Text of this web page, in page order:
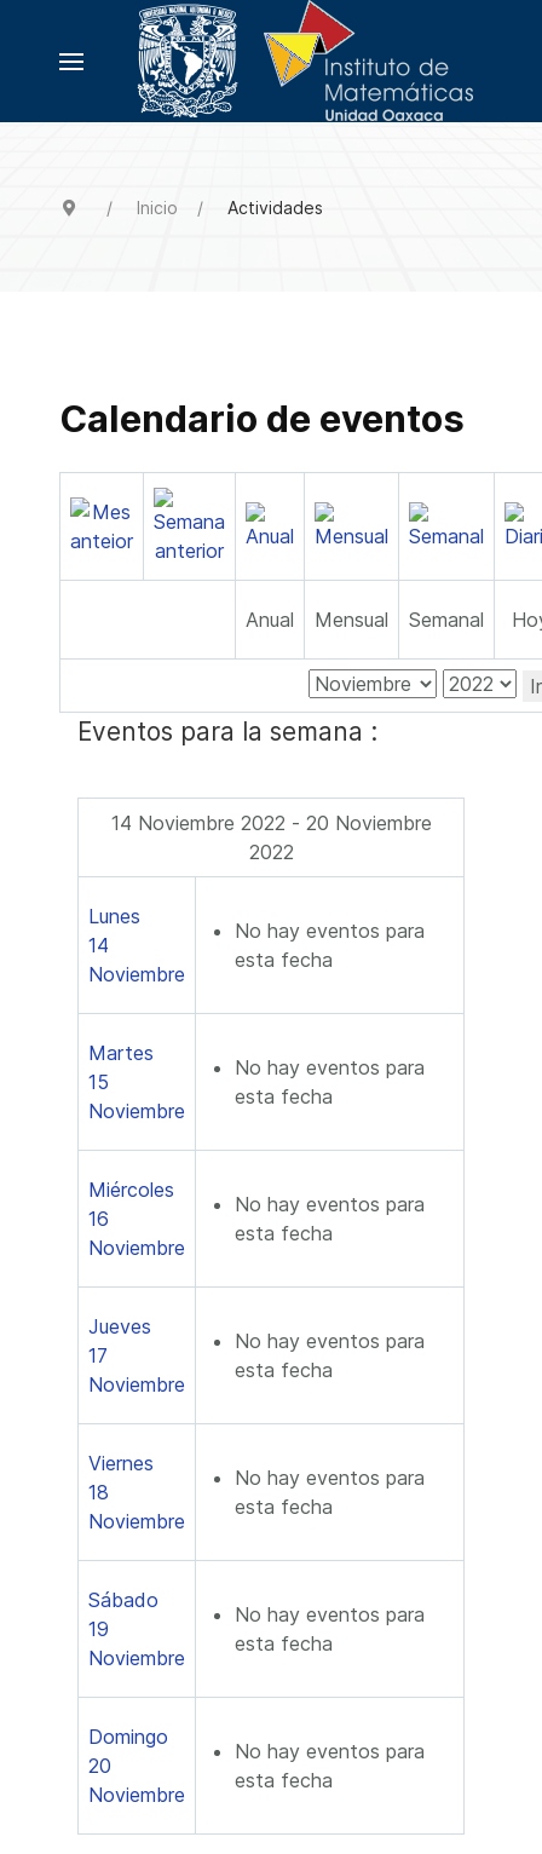
Inicio Actividades
Calendario de eventos
Anual Mensual Semanal
Eventos para la semana :
14 Noviembre 2022 - 20 Noviembre
2022
Lunes
14
Noviembre
No hay eventos para
esta fecha
Martes
15
Noviembre
No hay eventos para
esta fecha
Miércoles
16
Noviembre
No hay eventos para
esta fecha
Jueves
17
Noviembre
No hay eventos para
esta fecha
Viernes
18
Noviembre
No hay eventos para
esta fecha
Sábado
19
Noviembre
No hay eventos para
esta fecha
Domingo
20
Noviembre
No hay eventos para
esta fecha